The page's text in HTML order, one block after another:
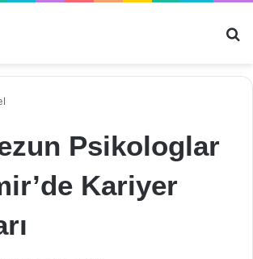
Psikologlar
Kariyer